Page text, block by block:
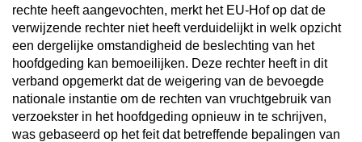
rechte heeft aangevochten, merkt het EU-Hof op dat de
verwijzende rechter niet heeft verduidelijkt in welk opzicht
een dergelijke omstandigheid de beslechting van het
hoofdgeding kan bemoeilijken. Deze rechter heeft in dit
verband opgemerkt dat de weigering van de bevoegde
nationale instantie om de rechten van vruchtgebruik van
verzoekster in het hoofdgeding opnieuw in te schrijven,
was gebaseerd op het feit dat betreffende bepalingen van